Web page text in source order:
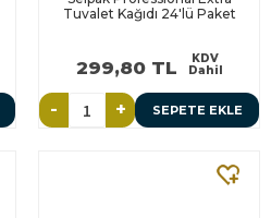
Tuvalet Kağıdı 24'lü Paket
299,80 TL
KDV
Dahil
- + SEPETE EKLE